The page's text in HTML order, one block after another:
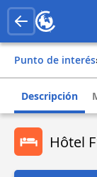
Punto de interés
Descripción
Hôtel